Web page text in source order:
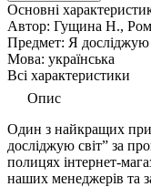
Основні
Автор: Гущина Н.,
Предмет: Я досліджую
Мова: українська
Всі характеристики
Опис
Один з найкращих
досліджую світ” за
полицях інтернет-
наших менеджерів та